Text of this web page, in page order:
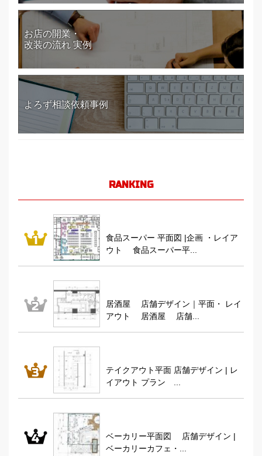
お店の開業・
改装の流れ 実例
よろず相談依頼事例
RANKING
食品スーパー 平面図 |企画 ・レイア
ウト 食品スーパー平...
居酒屋 店舗デザイン｜平面・ レイ
アウト 居酒屋 店舗...
テイクアウト平面 店舗デザイン | レ
イアウト プラン ...
ベーカリー平面図 店舗デザイン |
ベーカリーカフェ・...